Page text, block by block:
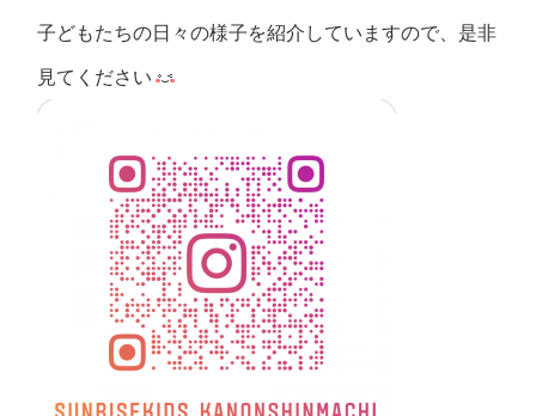
子どもたちの日々の様子を紹介していますので、是非
見てください